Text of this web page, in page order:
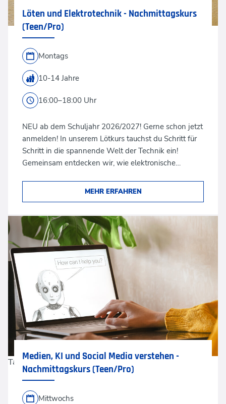
Löten und Elektrotechnik - Nachmittagskurs
(Teen/Pro)
Montags
10-14 Jahre
16:00–18:00 Uhr
NEU ab dem Schuljahr 2026/2027! Gerne schon jetzt
anmelden! In unserem Lötkurs tauchst du Schritt für
Schritt in die spannende Welt der Technik ein!
Gemeinsam entdecken wir, wie elektronische…
MEHR ERFAHREN
Tatiana Lavrova via GettyImages
Medien, KI und Social Media verstehen -
Nachmittagskurs (Teen/Pro)
Mittwochs